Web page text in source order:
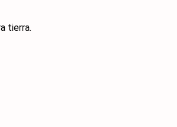
tierra.